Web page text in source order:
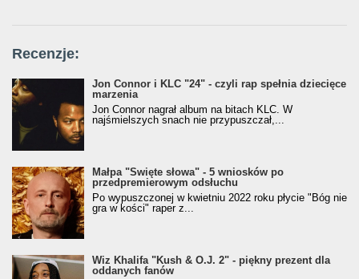
Recenzje:
Jon Connor i KLC "24" - czyli rap spełnia dziecięce
marzenia
Jon Connor nagrał album na bitach KLC. W
najśmielszych snach nie przypuszczał,...
Małpa "Święte słowa" - 5 wniosków po
przedpremierowym odsłuchu
Po wypuszczonej w kwietniu 2022 roku płycie "Bóg nie
gra w kości" raper z...
Wiz Khalifa "Kush & O.J. 2" - piękny prezent dla
oddanych fanów